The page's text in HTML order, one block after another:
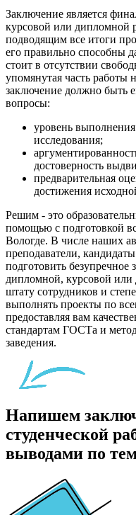
Заключение является
курсовой или дипломной
подводящим все итоги
его правильно способны
стоит в отсутствии
упомянутая часть работы
заключение должно быть
вопросы:
уровень
исследования;
достоверность
предварительная
достижения
Решим - это
помощью с подготовкой
Вологде. В числе наших
преподаватели,
подготовить безупречное
дипломной, курсовой или
штату сотрудников и
выполнять проекты по
предоставляя вам
стандартам ГОСТа и
заведения.
Напишем
студенческой
выводами по